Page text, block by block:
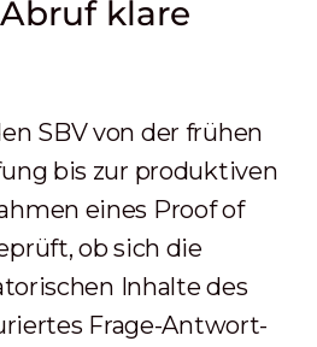
klare
SBV von der frühen
bis zur produktiven
eines Proof of
ob sich die
Inhalte des
Frage-Antwort-